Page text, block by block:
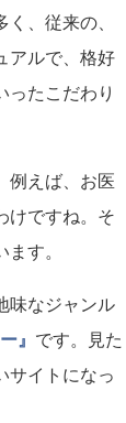
、従来の、
アルで、格好
たこだわり
例えば、お医
けですね。そ
す。
味なジャンル
』 です。見た
サイトになっ